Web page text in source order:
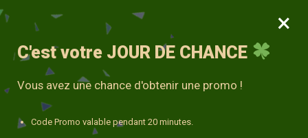
0
10% avec le code « DECO10 »
Tous les coussins
×
C'est votre JOUR DE CHANCE
Vous avez une chance d'obtenir une promo !
Code Promo valable pendant 20 minutes.